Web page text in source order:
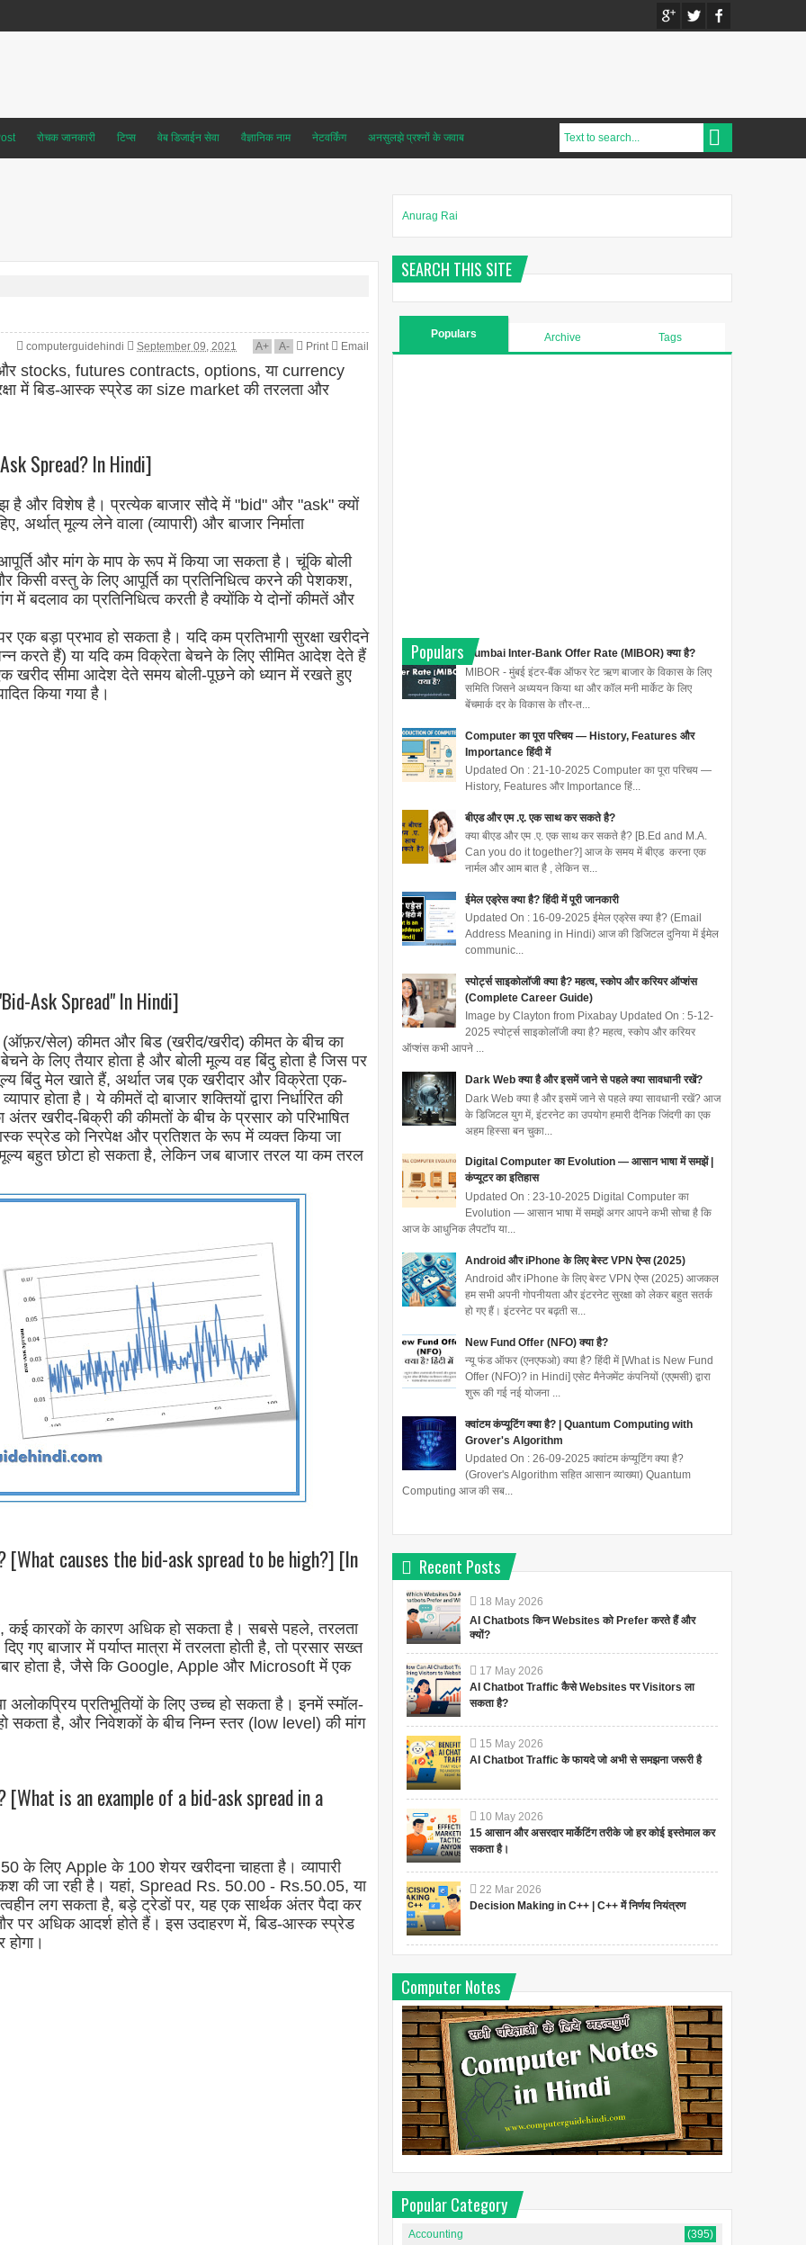
रोचक जानकारी टिप्स वेब डिजाईन सेवा वैज्ञानिक नाम नेटवर्किंग अनसुलझे प्रश्नों के जवाब
computerguidehindi September 09, 2021 A+ A- Print Email
और stocks, futures contracts, options, या currency
में बिड-आस्क स्प्रेड का size market की तरलता और
Spread? In Hindi]
है और विशेष है। प्रत्येक बाजार सौदे में "bid" और "ask" क्यों
मूल्य लेने वाला (व्यापारी) और बाजार निर्माता
और मांग के माप के रूप में किया जा सकता है। चूंकि बोली
किसी वस्तु के लिए आपूर्ति का प्रतिनिधित्व करने की पेशकश,
में बदलाव का प्रतिनिधित्व करती है क्योंकि ये दोनों कीमतें और
बड़ा प्रभाव हो सकता है। यदि कम प्रतिभागी सुरक्षा खरीदने
करते हैं) या यदि कम विक्रेता बेचने के लिए सीमित आदेश देते हैं
खरीद सीमा आदेश देते समय बोली-पूछने को ध्यान में रखते हुए
किया गया है।
Ask Spread" In Hindi]
सेल) कीमत और बिड (खरीद/खरीद) कीमत के बीच का
के लिए तैयार होता है और बोली मूल्य वह बिंदु होता है जिस पर
बिंदु मेल खाते हैं, अर्थात जब एक खरीदार और विक्रेता एक-
होता है। ये कीमतें दो बाजार शक्तियों द्वारा निर्धारित की
खरीद-बिक्री की कीमतों के बीच के प्रसार को परिभाषित
स्प्रेड को निरपेक्ष और प्रतिशत के रूप में व्यक्त किया जा
बहुत छोटा हो सकता है, लेकिन जब बाजार तरल या कम तरल
causes the bid-ask spread to be high?] [In
कई कारकों के कारण अधिक हो सकता है। सबसे पहले, तरलता
गए बाजार में पर्याप्त मात्रा में तरलता होती है, तो प्रसार सख्त
होता है, जैसे कि Google, Apple और Microsoft में एक
प्रतिभूतियों के लिए उच्च हो सकता है। इनमें स्मॉल-
सकता है, और निवेशकों के बीच निम्न स्तर (low level) की मांग
is an example of a bid-ask spread in a
50 के लिए Apple के 100 शेयर खरीदना चाहता है। व्यापारी
की जा रही है। यहां, Spread Rs. 50.00 - Rs.50.05, या
लग सकता है, बड़े ट्रेडों पर, यह एक सार्थक अंतर पैदा कर
पर अधिक आदर्श होते हैं। इस उदाहरण में, बिड-आस्क स्प्रेड
Anurag Rai
SEARCH THIS SITE
Populars Archive Tags
Populars
Mumbai Inter-Bank Offer Rate (MIBOR) क्या है?
MIBOR - मुंबई इंटर-बैंक ऑफर रेट ऋण बाजार के विकास के लिए
समिति जिसने अध्ययन किया था और कॉल मनी मार्केट के लिए
बेंचमार्क दर के विकास के तौर-त...
Computer का पूरा परिचय — History, Features और
Importance हिंदी में
Updated On : 21-10-2025 Computer का पूरा परिचय —
History, Features और Importance हिं...
बीएड और एम .ए. एक साथ कर सकते है?
क्या बीएड और एम .ए. एक साथ कर सकते है? [B.Ed and M.A.
Can you do it together?] आज के समय में बीएड करना एक
नार्मल और आम बात है , लेकिन स...
ईमेल एड्रेस क्या है? हिंदी में पूरी जानकारी
Updated On : 16-09-2025 ईमेल एड्रेस क्या है? (Email
Address Meaning in Hindi) आज की डिजिटल दुनिया में ईमेल
communic...
स्पोर्ट्स साइकोलॉजी क्या है? महत्व, स्कोप और करियर ऑप्शंस
(Complete Career Guide)
Image by Clayton from Pixabay Updated On : 5-12-
2025 स्पोर्ट्स साइकोलॉजी क्या है? महत्व, स्कोप और करियर
ऑप्शंस कभी आपने ...
Dark Web क्या है और इसमें जाने से पहले क्या सावधानी रखें?
Dark Web क्या है और इसमें जाने से पहले क्या सावधानी रखें? आज
के डिजिटल युग में, इंटरनेट का उपयोग हमारी दैनिक जिंदगी का एक
अहम हिस्सा बन चुका...
Digital Computer का Evolution — आसान भाषा में समझें |
कंप्यूटर का इतिहास
Updated On : 23-10-2025 Digital Computer का
Evolution — आसान भाषा में समझें अगर आपने कभी सोचा है कि
आज के आधुनिक लैपटॉप या...
Android और iPhone के लिए बेस्ट VPN ऐप्स (2025)
Android और iPhone के लिए बेस्ट VPN ऐप्स (2025) आजकल
हम सभी अपनी गोपनीयता और इंटरनेट सुरक्षा को लेकर बहुत सतर्क
हो गए हैं। इंटरनेट पर बढ़ती स...
New Fund Offer (NFO) क्या है?
न्यू फंड ऑफर (एनएफओ) क्या है? हिंदी में [What is New Fund
Offer (NFO)? in Hindi] एसेट मैनेजमेंट कंपनियों (एएमसी) द्वारा
शुरू की गई नई योजना ...
क्वांटम कंप्यूटिंग क्या है? | Quantum Computing with
Grover's Algorithm
Updated On : 26-09-2025 क्वांटम कंप्यूटिंग क्या है?
(Grover's Algorithm सहित आसान व्याख्या) Quantum
Computing आज की सब...
Recent Posts
18 May 2026
AI Chatbots किन Websites को Prefer करते हैं और
क्यों?
17 May 2026
AI Chatbot Traffic कैसे Websites पर Visitors ला
सकता है?
15 May 2026
AI Chatbot Traffic के फायदे जो अभी से समझना जरूरी है
10 May 2026
15 आसान और असरदार मार्केटिंग तरीके जो हर कोई इस्तेमाल कर
सकता है।
22 Mar 2026
Decision Making in C++ | C++ में निर्णय नियंत्रण
Computer Notes
Popular Category
Accounting
(395)